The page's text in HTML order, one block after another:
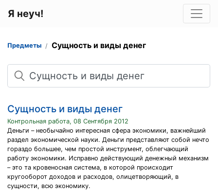
Я неуч!
Предметы Сущность и виды денег
Поиск
Сущность и виды денег
Контрольная работа, 08 Сентября 2012
Деньги – необычайно интересная сфера экономики, важнейший
раздел экономической науки. Деньги представляют собой нечто
гораздо большее, чем простой инструмент, облегчающий
работу экономики. Исправно действующий денежный механизм
– это та кровеносная система, в которой происходит
кругооборот доходов и расходов, олицетворяющий, в
сущности, всю экономику.